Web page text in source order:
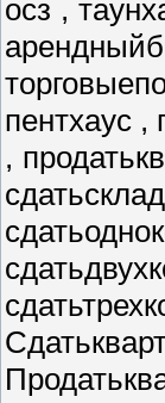
осз ,
пентхаус
,